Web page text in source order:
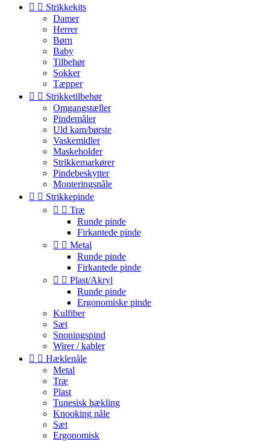
  Strikkekits
Damer
Herrer
Børn
Baby
Tilbehør
Sokker
Tæpper
  Strikketilbehør
Omgangstæller
Pindemåler
Uld kam/børste
Vaskemidler
Maskeholder
Strikkemarkører
Pindebeskytter
Monteringsnåle
  Strikkepinde
  Træ
Runde pinde
Firkantede pinde
  Metal
Runde pinde
Firkantede pinde
  Plast/Akryl
Runde pinde
Ergonomiske pinde
Kulfiber
Sæt
Snoningspind
Wirer / kabler
  Hæklenåle
Metal
Træ
Plast
Tunesisk hækling
Knooking nåle
Sæt
Ergonomisk